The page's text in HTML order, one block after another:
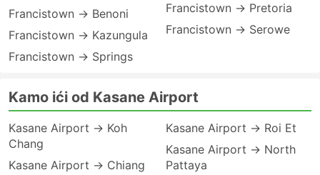
Francistown → Benoni
Francistown → Kazungula
Francistown → Springs
Francistown → Pretoria
Francistown → Serowe
Kamo ići od Kasane Airport
Kasane Airport → Koh
Chang
Kasane Airport → Chiang
Kasane Airport → Roi Et
Kasane Airport → North
Pattaya